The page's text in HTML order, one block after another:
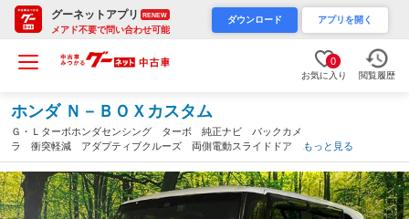
グーネットアプリ RENEW
メアド不要で問い合わせ可能
ダウンロード アプリを開く
0
お気に入り 閲覧履歴
ホンダ Ｎ－ＢＯＸカスタム
Ｇ・Ｌターボホンダセンシング ターボ 純正ナビ バックカメ
ラ 衝突軽減 アダプティブクルーズ 両側電動スライドドア Ｅ
ＴＣ ドラレコ Ｂｌｕｅｔｏｏｔｈ フルセグ シートヒータ
ー ＬＥＤヘッド・フォグ オートエアコン パドルシフト（長野
県）
もっと見る